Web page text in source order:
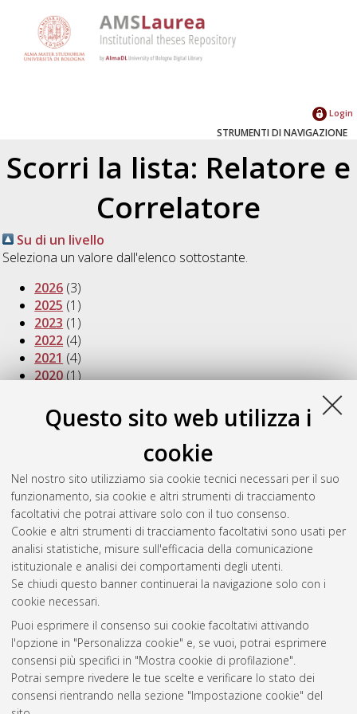
Questo sito web utilizza i
cookie
Nel nostro sito utilizziamo sia cookie tecnici necessari per il suo
funzionamento, sia cookie e altri strumenti di tracciamento
facoltativi che potrai attivare solo con il tuo consenso.
Cookie e altri strumenti di tracciamento facoltativi sono usati per
analisi statistiche, misure sull'efficacia della comunicazione
istituzionale e analisi dei comportamenti degli utenti.
Se chiudi questo banner continuerai la navigazione solo con i
cookie necessari.
Puoi esprimere il consenso sui cookie facoltativi attivando
l'opzione in "Personalizza cookie" e, se vuoi, potrai esprimere
consensi più specifici in "Mostra cookie di profilazione".
Potrai sempre rivedere le tue scelte e verificare lo stato dei
consensi rientrando nella sezione "Impostazione cookie" del
Login
STRUMENTI DI NAVIGAZIONE
Scorri la lista: Relatore e
Correlatore
Su di un livello
Seleziona un valore dall'elenco sottostante.
2026 (3)
2025 (1)
2023 (1)
2022 (4)
2021 (4)
2020(1)
2018(8)
2017(1)
2014(1)
2013(2)
2012 (1)
2011(3)
2010(1)
2007(1)
Atom
Rss 1.0
Rss 2.0